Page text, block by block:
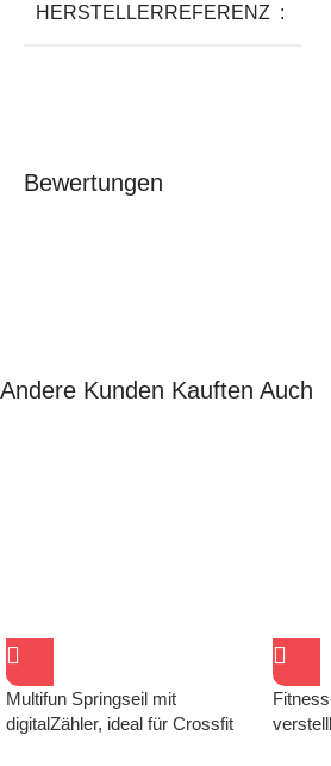
HERSTELLERREFERENZ ‏ : ‎
Bewertungen
Andere Kunden Kauften Auch
Multifun Springseil mit
digitalZähler, ideal für Crossfit